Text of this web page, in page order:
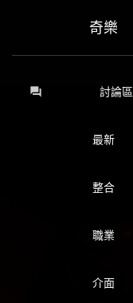
奇樂
forum 討論區
最新
整合
職業
介面